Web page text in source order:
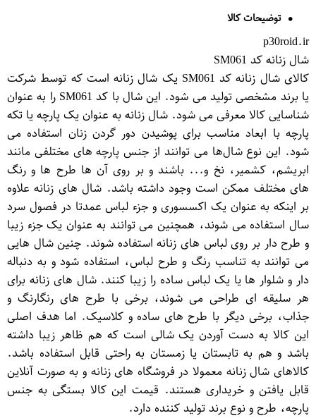
توضیحات کالا
p30roid.ir
شال زنانه کد SM061
کالای شال زنانه کد SM061 یک شال زنانه است که توسط شرکت
یا برند مشخصی تولید می شود. این شال با کد SM061 را به عنوان
شناسایی کالا معرفی می شود. شال زنانه به عنوان یک پارچه یا تکه
پارچه با ابعاد مناسب برای پوشیدن دور گردن زنان استفاده می
شود. این نوع شال‌ها می توانند از جنس پارچه های مختلفی مانند
ابریشم، کشمیر، نخ و... باشند و بر روی آن ها طرح ها و رنگ
های مختلف ممکن است وجود داشته باشد. شال های زنانه علاوه
بر اینکه به عنوان یک اکسسوری و جزء لباس عمدتا در فصول سرد
سال استفاده می شوند، همچنین می توانند به عنوان یک جزء زیبا
و طرح دار بر روی لباس های زنانه استفاده شوند. چنین شال هایی
می توانند به تناسب رنگ و طرح لباس، استفاده شود و به دنباله
دار و شلوار ها یا یک لباس ساده را زیبا کنند. شال های زنانه برای
هر سلیقه ای طراحی می شوند، برخی با طرح های رنگارنگ و
جذاب، برخی دیگر با طرح های ساده و کلاسیک. اما هدف اصلی
این کالا به دست آوردن یک شالی است که هم ظاهر زیبا داشته
باشد و هم به تابستان یا زمستان به راحتی قابل استفاده باشد.
کالاهای شال زنانه معمولا در فروشگاه های زنانه و به صورت آنلاین
قابل یافتن و خریداری هستند. قیمت این کالا بستگی به جنس
پارچه، طرح و نوع برند تولید کننده دارد.